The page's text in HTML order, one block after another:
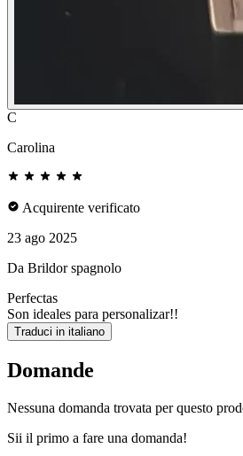
C
Carolina
Acquirente verificato
23 ago 2025
Da Brildor spagnolo
Perfectas
Son ideales para personalizar!!
Traduci in italiano
Domande
Nessuna domanda trovata per questo
Sii il primo a fare una domanda!